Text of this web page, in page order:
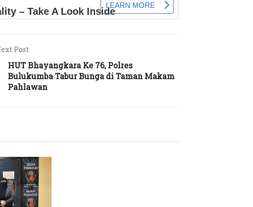
Post
HUT Bhayangkara Ke 76, Polres
Bulukumba Tabur Bunga di Taman Makam
Pahlawan